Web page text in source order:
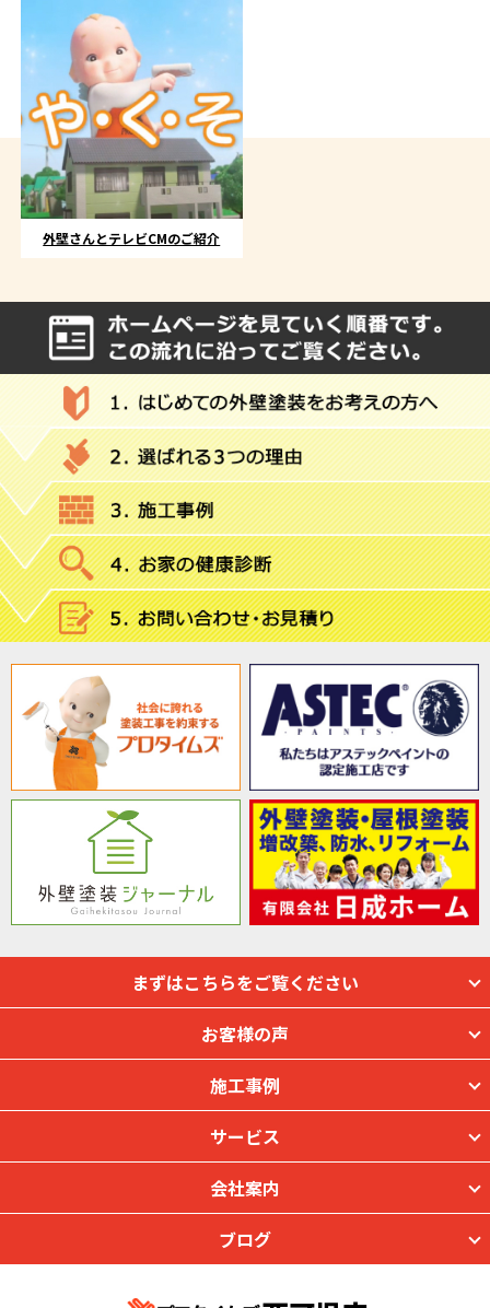
外壁さんとテレビCMのご紹介
まずはこちらをご覧ください
お客様の声
施工事例
サービス
会社案内
ブログ